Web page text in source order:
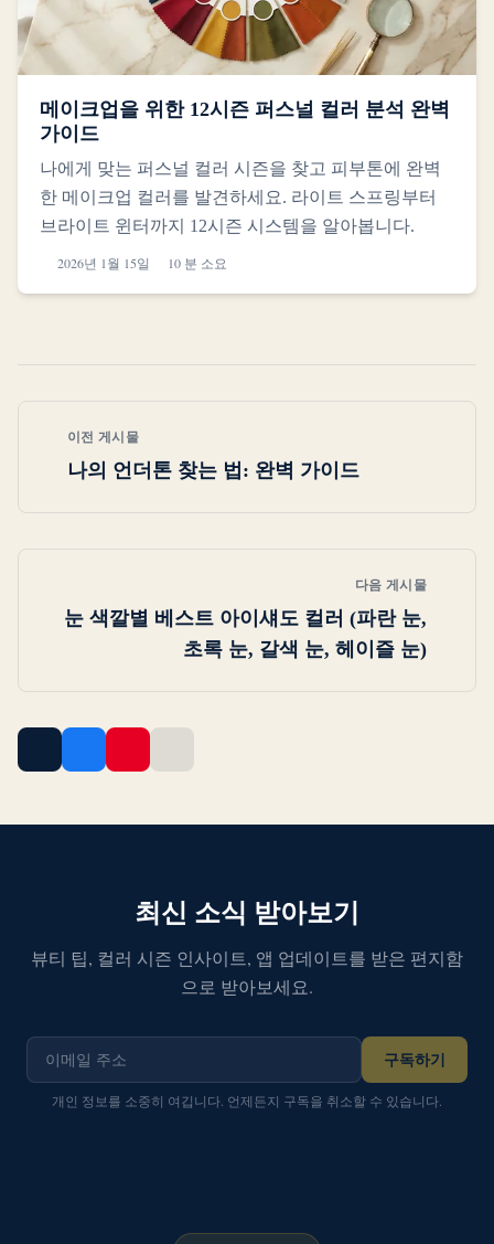
메이크업을 위한 12시즌 퍼스널 컬러 분석 완벽
가이드
나에게 맞는 퍼스널 컬러 시즌을 찾고 피부톤에 완벽
한 메이크업 컬러를 발견하세요. 라이트 스프링부터
브라이트 윈터까지 12시즌 시스템을 알아봅니다.
2026년 1월 15일 10 분 소요
이전 게시물
나의 언더톤 찾는 법: 완벽 가이드
다음 게시물
눈 색깔별 베스트 아이섀도 컬러 (파란 눈,
초록 눈, 갈색 눈, 헤이즐 눈)
최신 소식 받아보기
뷰티 팁, 컬러 시즌 인사이트, 앱 업데이트를 받은 편지함
으로 받아보세요.
구독하기
개인 정보를 소중히 여깁니다. 언제든지 구독을 취소할 수 있습니다.